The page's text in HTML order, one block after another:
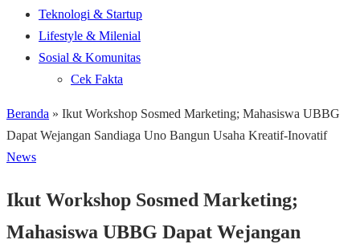
Teknologi & Startup
Lifestyle & Milenial
Sosial & Komunitas
Cek Fakta
Beranda » Ikut Workshop Sosmed Marketing; Mahasiswa UBBG
Dapat Wejangan Sandiaga Uno Bangun Usaha Kreatif-Inovatif
News
Ikut Workshop Sosmed Marketing;
Mahasiswa UBBG Dapat Wejangan